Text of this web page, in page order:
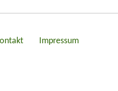
Impressum